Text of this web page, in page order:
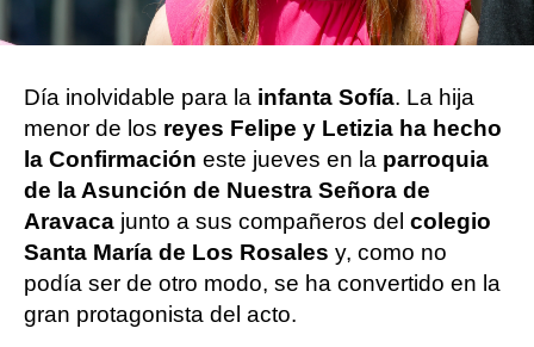
Facebook
X Flipboard
Día inolvidable para la infanta Sofía. La hija
menor de los reyes Felipe y Letizia ha hecho
la Confirmación este jueves en la parroquia
de la Asunción de Nuestra Señora de
Aravaca junto a sus compañeros del colegio
Santa María de Los Rosales y, como no
podía ser de otro modo, se ha convertido en la
gran protagonista del acto.